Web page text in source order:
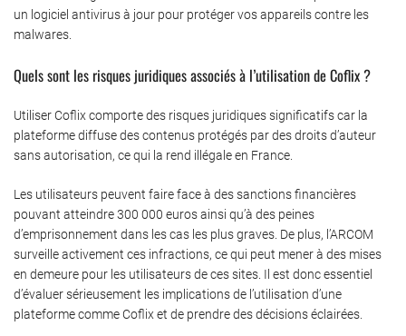
un logiciel antivirus à jour pour protéger vos appareils contre les
malwares.
Quels sont les risques juridiques associés à l’utilisation de Coflix ?
Utiliser Coflix comporte des risques juridiques significatifs car la
plateforme diffuse des contenus protégés par des droits d’auteur
sans autorisation, ce qui la rend illégale en France.
Les utilisateurs peuvent faire face à des sanctions financières
pouvant atteindre 300 000 euros ainsi qu’à des peines
d’emprisonnement dans les cas les plus graves. De plus, l’ARCOM
surveille activement ces infractions, ce qui peut mener à des mises
en demeure pour les utilisateurs de ces sites. Il est donc essentiel
d’évaluer sérieusement les implications de l’utilisation d’une
plateforme comme Coflix et de prendre des décisions éclairées.